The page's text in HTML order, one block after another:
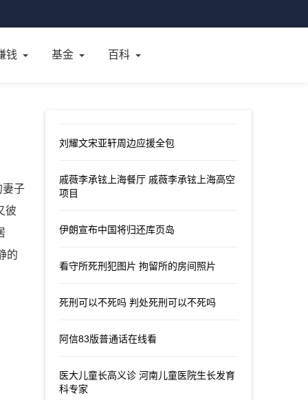
钱 基金 百科
妻子
彼
的
刘耀文宋亚轩周边应援全包
戚薇李承铉上海餐厅 戚薇李承铉上海高空
项目
伊朗宣布中国将归还库页岛
看守所死刑犯图片 拘留所的房间照片
死刑可以不死吗 判处死刑可以不死吗
阿信83版普通话在线看
医大儿童长高义诊 河南儿童医院生长发育
科专家